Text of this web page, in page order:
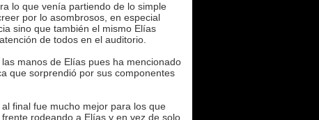
lo que venía partiendo de lo simple
por lo asombrosos, en especial
sino que también el mismo Elías
de todos en el auditorio.
manos de Elías pues ha mencionado
que sorprendió por sus componentes
final fue mucho mejor para los que
rodeando a Elías y en vez de solo